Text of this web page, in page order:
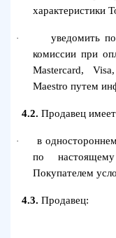
характеристики
·
уведомить
комиссии при
Mastercard,
Maestro путем
4.2. Продавец
·
в
по
Покупателем
4.3. Продавец: